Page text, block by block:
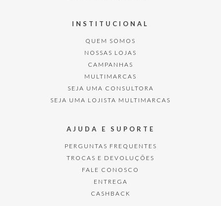
INSTITUCIONAL
QUEM SOMOS
NOSSAS LOJAS
CAMPANHAS
MULTIMARCAS
SEJA UMA CONSULTORA
SEJA UMA LOJISTA MULTIMARCAS
AJUDA E SUPORTE
PERGUNTAS FREQUENTES
TROCAS E DEVOLUÇÕES
FALE CONOSCO
ENTREGA
CASHBACK